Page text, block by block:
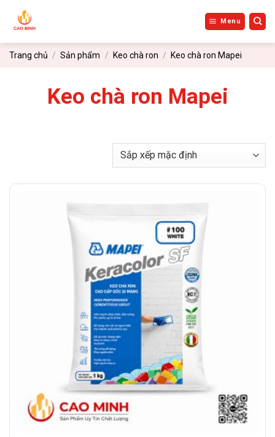
dung
Menu
Trang chủ / Sản phẩm / Keo chà ron / Keo chà ron Mapei
Keo chà ron Mapei